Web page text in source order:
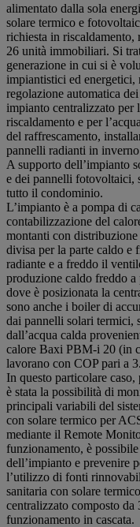
alimentato dalla sola
solare termico e
richiesta in
26 unità immobiliari. Si
generazione in cui si è
impiantistici ed energetici,
regolazione automatica
impianto centralizzato
riscaldamento e per
del raffrescamento,
pannelli radianti in
A supporto dell’impianto
e dei pannelli fotovoltaici,
tutto il condominio.
L’impianto è a pompa di
contabilizzazione del
montanti con distribuzione
divisa per la parte caldo e
radiante e a freddo il
produzione caldo freddo
dove è posizionata la
sono anche i boiler di
dai pannelli solari termici,
dall’acqua calda
calore Baxi PBM-i 20 (in
lavorano con COP pari a
In questo particolare
è stata la possibilità di
principali variabili del
con solare termico per
mediante il Remote
funzionamento, è
dell’impianto e prevenire
l’utilizzo di fonti
sanitaria con solare
centralizzato composto
funzionamento in cascata.